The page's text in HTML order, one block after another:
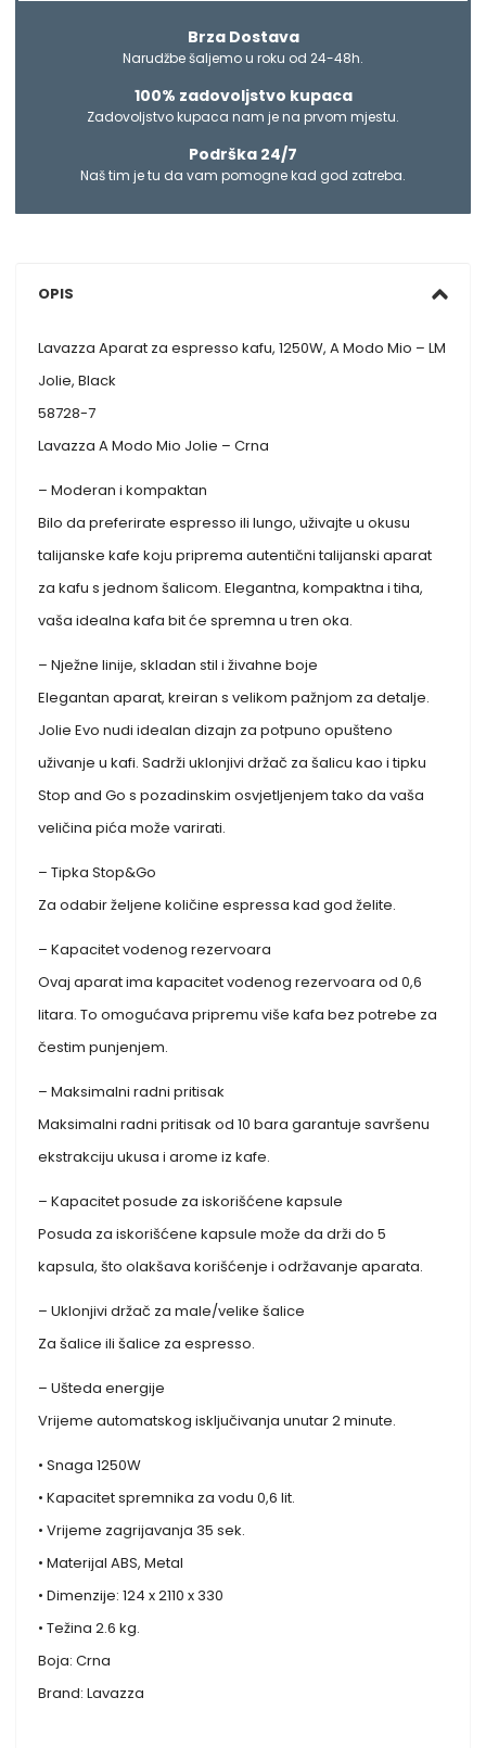
Brza Dostava
Narudžbe šaljemo u roku od 24-48h.
100% zadovoljstvo kupaca
Zadovoljstvo kupaca nam je na prvom mjestu.
Podrška 24/7
Naš tim je tu da vam pomogne kad god zatreba.
OPIS
Lavazza Aparat za espresso kafu, 1250W, A Modo Mio – LM
Jolie, Black
58728-7
Lavazza A Modo Mio Jolie – Crna
– Moderan i kompaktan
Bilo da preferirate espresso ili lungo, uživajte u okusu
talijanske kafe koju priprema autentični talijanski aparat
za kafu s jednom šalicom. Elegantna, kompaktna i tiha,
vaša idealna kafa bit će spremna u tren oka.
– Nježne linije, skladan stil i živahne boje
Elegantan aparat, kreiran s velikom pažnjom za detalje.
Jolie Evo nudi idealan dizajn za potpuno opušteno
uživanje u kafi. Sadrži uklonjivi držač za šalicu kao i tipku
Stop and Go s pozadinskim osvjetljenjem tako da vaša
veličina pića može varirati.
– Tipka Stop&Go
Za odabir željene količine espressa kad god želite.
– Kapacitet vodenog rezervoara
Ovaj aparat ima kapacitet vodenog rezervoara od 0,6
litara. To omogućava pripremu više kafa bez potrebe za
čestim punjenjem.
– Maksimalni radni pritisak
Maksimalni radni pritisak od 10 bara garantuje savršenu
ekstrakciju ukusa i arome iz kafe.
– Kapacitet posude za iskorišćene kapsule
Posuda za iskorišćene kapsule može da drži do 5
kapsula, što olakšava korišćenje i održavanje aparata.
– Uklonjivi držač za male/velike šalice
Za šalice ili šalice za espresso.
– Ušteda energije
Vrijeme automatskog isključivanja unutar 2 minute.
• Snaga 1250W
• Kapacitet spremnika za vodu 0,6 lit.
• Vrijeme zagrijavanja 35 sek.
• Materijal ABS, Metal
• Dimenzije: 124 x 2110 x 330
• Težina 2.6 kg.
Boja: Crna
Brand: Lavazza